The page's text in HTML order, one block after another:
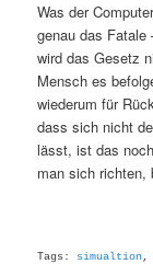
Was der
genau das
wird das Gesetz
Mensch es
wiederum für
dass sich nicht
lässt, ist das
man sich richten,
Tags: simualtion,